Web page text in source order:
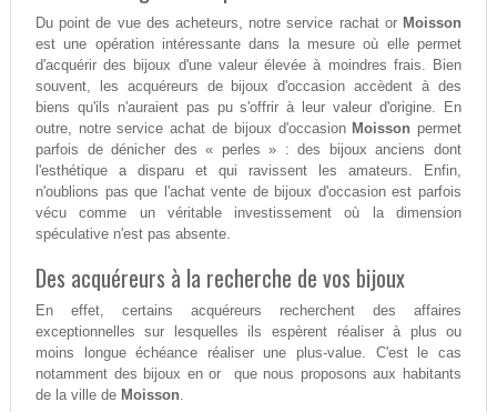
Du point de vue des acheteurs, notre service rachat or Moisson
est une opération intéressante dans la mesure où elle permet
d'acquérir des bijoux d'une valeur élevée à moindres frais. Bien
souvent, les acquéreurs de bijoux d'occasion accèdent à des
biens qu'ils n'auraient pas pu s'offrir à leur valeur d'origine. En
outre, notre service achat de bijoux d'occasion Moisson permet
parfois de dénicher des « perles » : des bijoux anciens dont
l'esthétique a disparu et qui ravissent les amateurs. Enfin,
n'oublions pas que l'achat vente de bijoux d'occasion est parfois
vécu comme un véritable investissement où la dimension
spéculative n'est pas absente.
Des acquéreurs à la recherche de vos bijoux
En effet, certains acquéreurs recherchent des affaires
exceptionnelles sur lesquelles ils espèrent réaliser à plus ou
moins longue échéance réaliser une plus-value. C'est le cas
notamment des bijoux en or que nous proposons aux habitants
de la ville de Moisson